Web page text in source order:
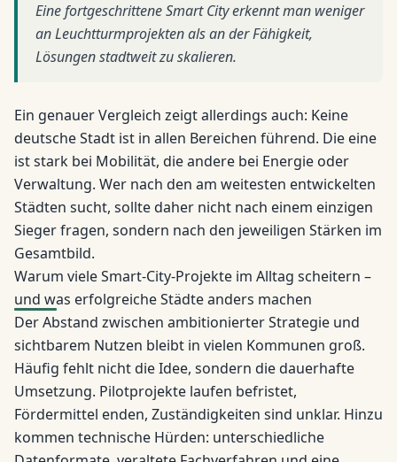
Eine fortgeschrittene Smart City erkennt man weniger
an Leuchtturmprojekten als an der Fähigkeit,
Lösungen stadtweit zu skalieren.
Ein genauer Vergleich zeigt allerdings auch: Keine
deutsche Stadt ist in allen Bereichen führend. Die eine
ist stark bei Mobilität, die andere bei Energie oder
Verwaltung. Wer nach den am weitesten entwickelten
Städten sucht, sollte daher nicht nach einem einzigen
Sieger fragen, sondern nach den jeweiligen Stärken im
Gesamtbild.
Warum viele Smart-City-Projekte im Alltag scheitern –
und was erfolgreiche Städte anders machen
Der Abstand zwischen ambitionierter Strategie und
sichtbarem Nutzen bleibt in vielen Kommunen groß.
Häufig fehlt nicht die Idee, sondern die dauerhafte
Umsetzung. Pilotprojekte laufen befristet,
Fördermittel enden, Zuständigkeiten sind unklar. Hinzu
kommen technische Hürden: unterschiedliche